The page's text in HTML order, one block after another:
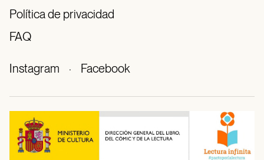
Política de privacidad
FAQ
Instagram · Facebook